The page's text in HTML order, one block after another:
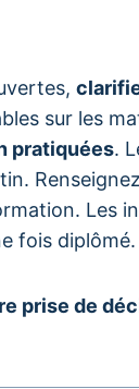
sur les
pratiquées.
Les
fois diplômé.
prise de